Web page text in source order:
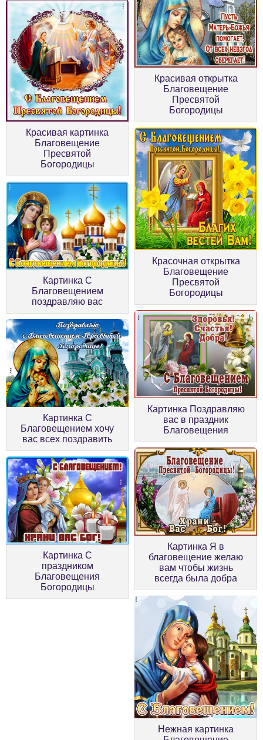
Красивая открытка
Благовещение
Пресвятой
Богородицы
Красивая картинка
Благовещение
Пресвятой
Богородицы
Красочная открытка
Благовещение
Пресвятой
Богородицы
Картинка С
Благовещением
поздравляю вас
Картинка Поздравляю
вас в праздник
Благовещения
Картинка С
Благовещением хочу
вас всех поздравить
Картинка Я в
благовещение желаю
вам чтобы жизнь
всегда была добра
Картинка С
праздником
Благовещения
Богородицы
Нежная картинка